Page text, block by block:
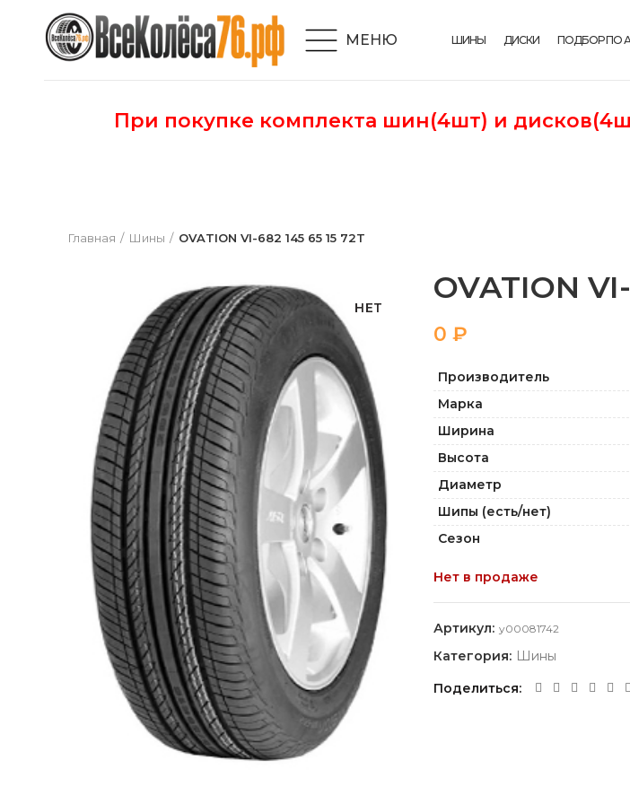
МЕНЮ ШИНЫ ДИСКИ ПОДБОР ПО
При покупке комплекта шин(4шт) и
Главная Шины OVATION VI-682 145 65 15 72T
НЕТ
OVATION
₽
Производитель
Марка
Ширина
Высота
Диаметр
Шипы (есть/нет)
Сезон
Нет в продаже
Артикул: y00081742
Категория: Шины
Поделиться